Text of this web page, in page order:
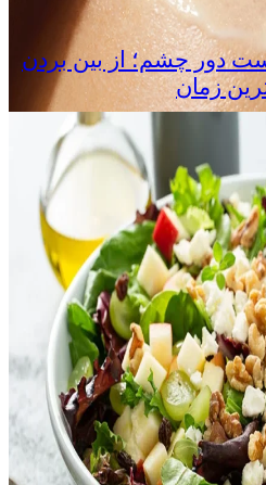
دور چشم؛ از بین بردن
زمان